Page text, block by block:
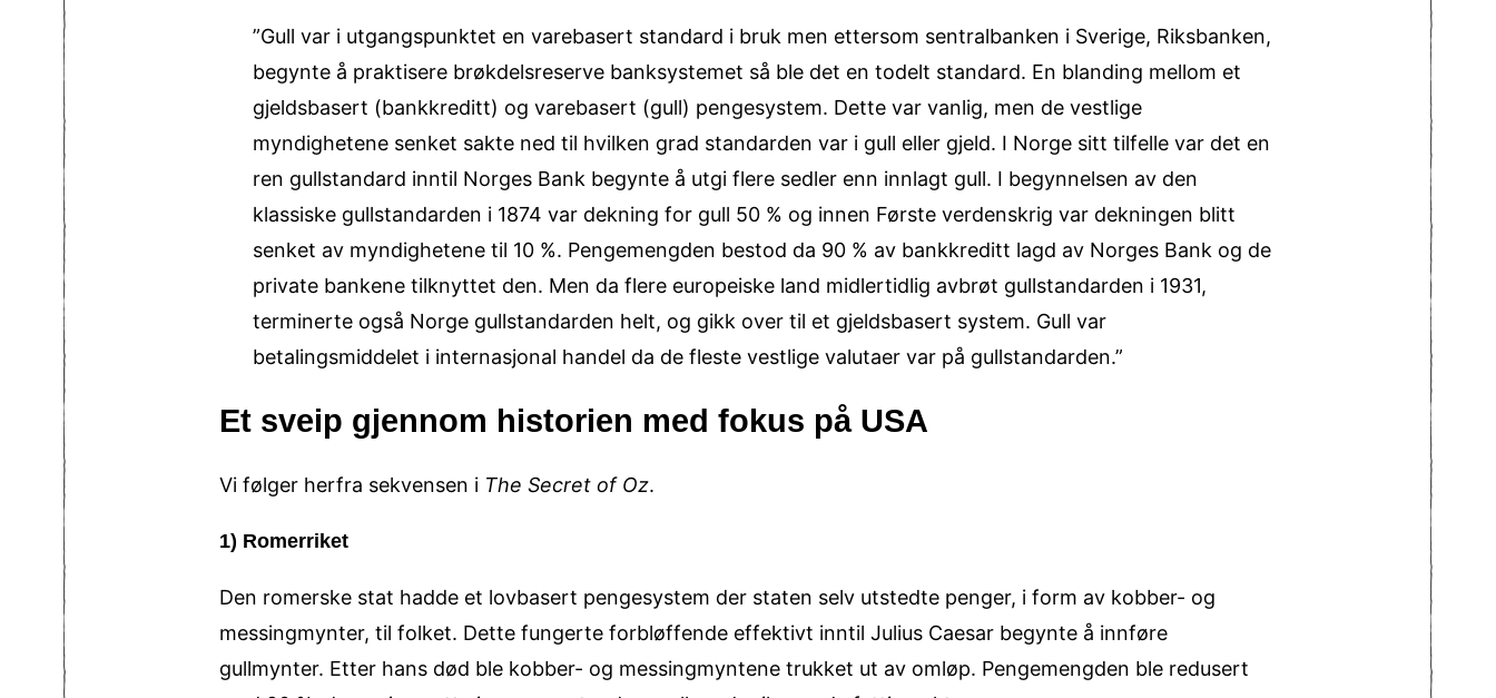
”Gull var i utgangspunktet en varebasert standard i bruk men ettersom sentralbanken i Sverige, Riksbanken,
begynte å praktisere brøkdelsreserve banksystemet så ble det en todelt standard. En blanding mellom et
gjeldsbasert (bankkreditt) og varebasert (gull) penge­system. Dette var vanlig, men de vestlige
myndighetene senket sakte ned til hvilken grad standarden var i gull eller gjeld. I Norge sitt tilfelle var det en
ren gullstandard inntil Norges Bank begynte å utgi flere sedler enn innlagt gull. I begynnelsen av den
klassiske gullstandarden i 1874 var dekning for gull 50 % og innen Første verdenskrig var dekningen blitt
senket av myndighetene til 10 %. Pengemengden bestod da 90 % av bank­kreditt lagd av Norges Bank og de
private bankene tilknyttet den. Men da flere europeiske land midlertidlig avbrøt gullstandarden i 1931,
terminerte også Norge gullstandarden helt, og gikk over til et gjeldsbasert system. Gull var
betalingsmiddelet i internasjonal handel da de fleste vestlige valutaer var på gullstandarden.”
Et sveip gjennom historien med fokus på USA
Vi følger herfra sekvensen i The Secret of Oz.
1) Romerriket
Den romerske stat hadde et lovbasert pengesystem der staten selv utstedte penger, i form av kobber- og
messing­mynter, til folket. Dette fungerte forbløffende effektivt inntil Julius Caesar begynte å innføre
gullmynter. Etter hans død ble kobber- og messing­myntene trukket ut av omløp. Penge­mengden ble redusert